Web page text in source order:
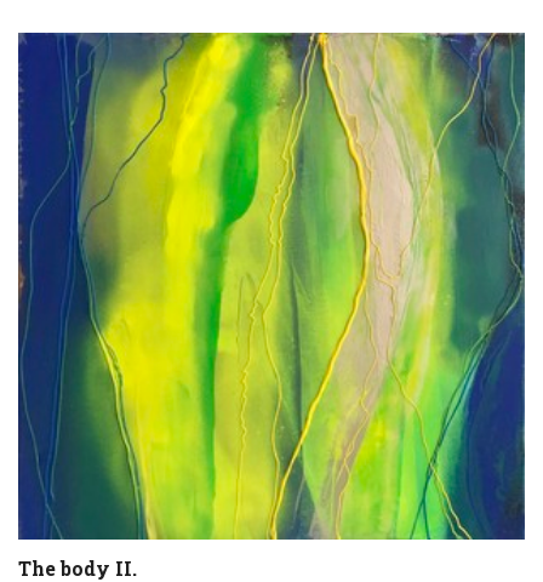
The body II.